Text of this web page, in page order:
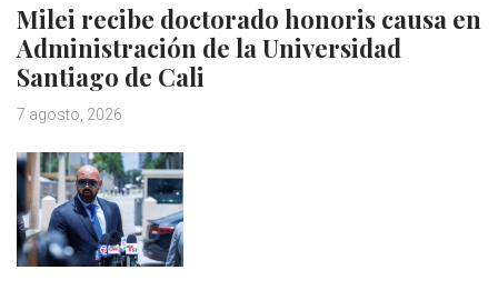
Milei recibe doctorado honoris causa en
Administración de la Universidad
Santiago de Cali
7 agosto, 2026